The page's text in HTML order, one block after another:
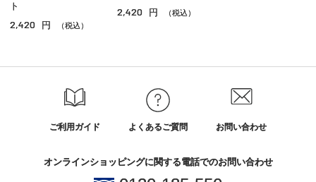
シェーディング・ハイライト
その他のメイクアップ
ト
2,420 円 （税込）
2,420 円 （税込）
ご利用ガイド よくあるご質問 お問い合わせ
オンラインショッピングに関する電話でのお問い合わせ